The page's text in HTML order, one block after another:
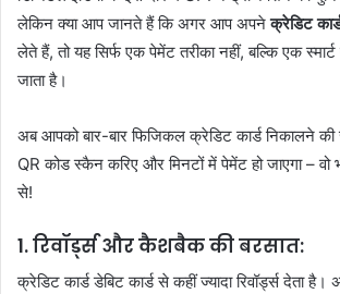
लेकिन क्या आप जानते हैं कि अगर आप अपनेक्रेडिट
लेते हैं, तो यह सिर्फ एक पेमेंट तरीका नहीं, बल्कि एक
जाता है।
अब आपको बार-बार फिजिकल क्रेडिट कार्ड निकालने
QR कोड स्कैन करिए और मिनटों में पेमेंट हो जाएगा – वो
से!
1. रिवॉर्ड्स और कैशबैक की बरसात:
क्रेडिट कार्ड डेबिट कार्ड से कहीं ज्यादा रिवॉर्ड्स देता